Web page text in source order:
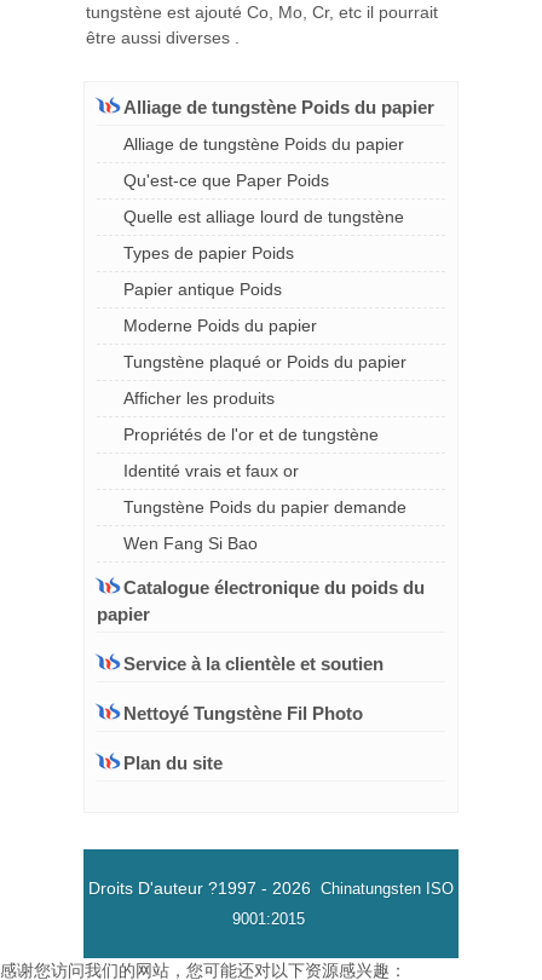
tungstène est ajouté Co, Mo, Cr, etc il pourrait
être aussi diverses .
Alliage de tungstène Poids du papier
Alliage de tungstène Poids du papier
Qu'est-ce que Paper Poids
Quelle est alliage lourd de tungstène
Types de papier Poids
Papier antique Poids
Moderne Poids du papier
Tungstène plaqué or Poids du papier
Afficher les produits
Propriétés de l'or et de tungstène
Identité vrais et faux or
Tungstène Poids du papier demande
Wen Fang Si Bao
Catalogue électronique du poids du
papier
Service à la clientèle et soutien
Nettoyé Tungstène Fil Photo
Plan du site
Droits D'auteur ?1997 - 2026 Chinatungsten ISO
9001:2015
感谢您访问我们的网站，您可能还对以下资源感兴趣：